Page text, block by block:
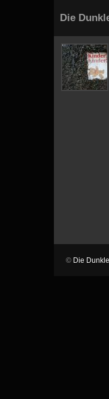
Die
© Die